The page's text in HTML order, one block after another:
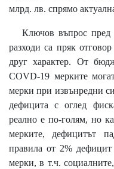
млрд. лв. спрямо
Ключов въпрос пред
разходи са пряк
друг характер. От
COVD-19 мерките
мерки при извънредни
дефицита с оглед
реално е по-голям, но
мерките, дефицитът
правила от 2%
мерки, в т.ч.